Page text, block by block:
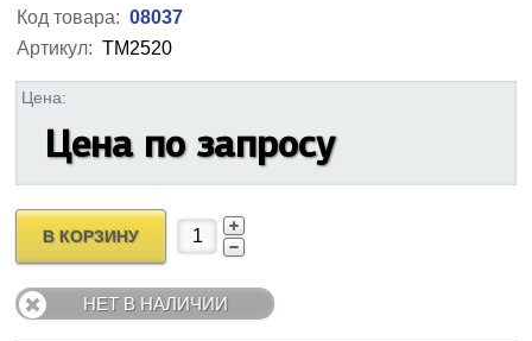
Код товара: 08037
Артикул: ТМ2520
Цена:
Цена по запросу
В КОРЗИНУ
НЕТ В НАЛИЧИИ